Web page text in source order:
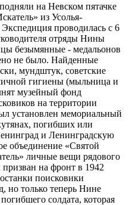
на Невском пятачке
из Усолья-
проводилась с 6
отряды Нины
безымянные - медальонов
не было. Найденные
мундштук, советские
гигиены (мыльница и
музейный фонд
на территории
установлен мемориальный
погибших или
и Ленинградскую
объединение «Святой
личные вещи рядового
на фронт в 1942
поисковики
но только теперь Нине
солдата, которая